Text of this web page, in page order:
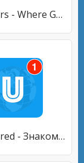
WeGamers - Where Gamers Gather
Unbordered - Знакомство с иностранными друзьями